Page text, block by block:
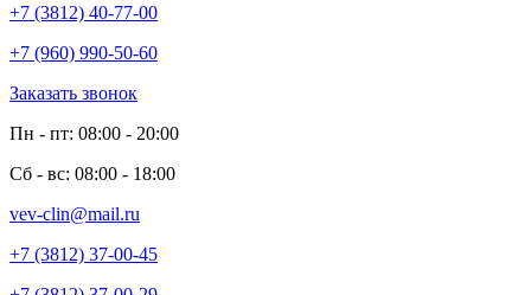
+7 (3812) 40-77-00
+7 (960) 990-50-60
Заказать звонок
Пн - пт: 08:00 - 20:00
Сб - вс: 08:00 - 18:00
vev-clin@mail.ru
+7 (3812) 37-00-45